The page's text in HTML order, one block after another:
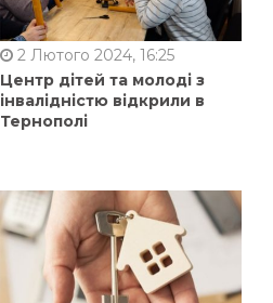
2 Лютого 2024, 16:25
Центр дітей та молоді з
інвалідністю відкрили в
Тернополі